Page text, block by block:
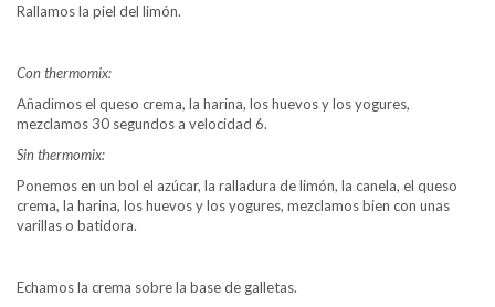
Rallamos la piel del limón.
Con thermomix:
Añadimos el queso crema, la harina, los huevos y los yogures,
mezclamos 30 segundos a velocidad 6.
Sin thermomix:
Ponemos en un bol el azúcar, la ralladura de limón, la canela, el queso
crema, la harina, los huevos y los yogures, mezclamos bien con unas
varillas o batidora.
Echamos la crema sobre la base de galletas.